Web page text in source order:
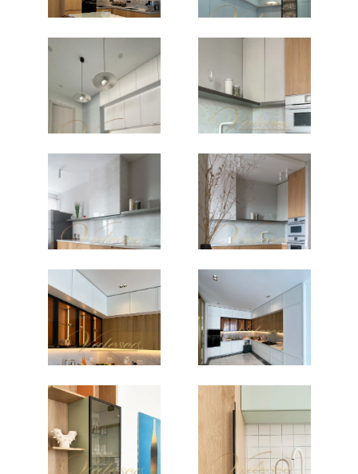
клиентом и выполнен, то мы осуществим
доставку и сборку мебели. Перед тем как
сделать свой выбор, необходимо обратить
внимание на следующие нюансы.
Кухня на заказ в Астане – как сделать
Перед тем, как вы собрались покупать
мебель, необходимо завершить все
ремонтные работы.
Необходимо детально продумать общую
комплектацию, какие вам понадобятся
ящики, полочки и шкафчики.
Техника мелкая, а также встроенная. Где ее
нужно расположить.
Требуют ли переноса трубы и розетки.
Сколько вам понадобится места для
расположения круп, приправ, посуды, а
также домашних заготовок.
на территории кухни, так и за ее
пределами. Эти нюансы необходимо
учесть.
Обратите внимание на существующие в
помещении ниши, углы и выступы.